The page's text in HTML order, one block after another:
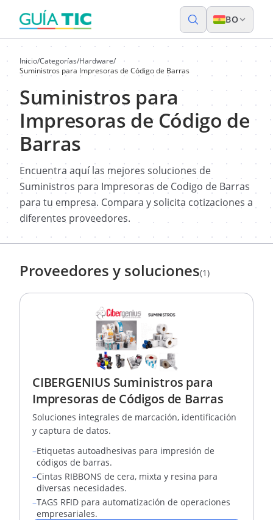
BO
Inicio/Categorías/Hardware/
Suministros para Impresoras de Código de Barras
Suministros para
Impresoras de Código de
Barras
Encuentra aquí las mejores soluciones de
Suministros para Impresoras de Codigo de Barras
para tu empresa. Compara y solicita cotizaciones a
diferentes proveedores.
Proveedores y soluciones(1)
CIBERGENIUS Suministros para
Impresoras de Códigos de Barras
Soluciones integrales de marcación, identificación
y captura de datos.
–Etiquetas autoadhesivas para impresión de
códigos de barras.
–Cintas RIBBONS de cera, mixta y resina para
diversas necesidades.
–TAGS RFID para automatización de operaciones
empresariales.